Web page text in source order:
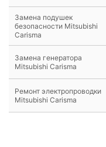
Замена подушек
безопасности Mitsubishi
Carisma
Замена генератора
Mitsubishi Carisma
Ремонт электропроводки
Mitsubishi Carisma